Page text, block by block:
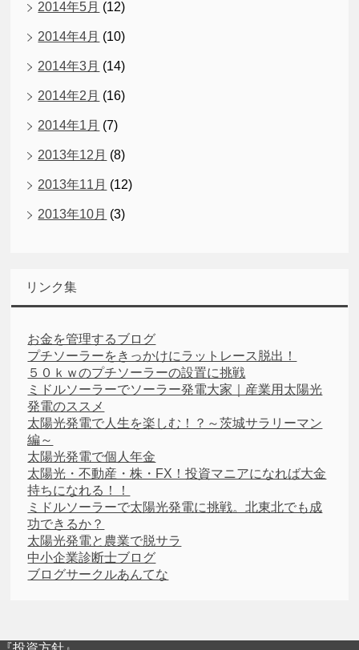
2014年5月 (12)
2014年4月 (10)
2014年3月 (14)
2014年2月 (16)
2014年1月 (7)
2013年12月 (8)
2013年11月 (12)
2013年10月 (3)
リンク集
お金を管理するブログ
プチソーラーをきっかけにラットレース脱出！
５０ｋｗのプチソーラーの設置に挑戦
ミドルソーラーでソーラー発電大家｜産業用太陽光
発電のススメ
太陽光発電で人生を楽しむ！？～茨城サラリーマン
編～
太陽光発電で個人年金
太陽光・不動産・株・FX！投資マニアになれば大金
持ちになれる！！
ミドルソーラーで太陽光発電に挑戦。北東北でも成
功できるか？
太陽光発電と農業で脱サラ
中小企業診断士ブログ
ブログサークルあんてな